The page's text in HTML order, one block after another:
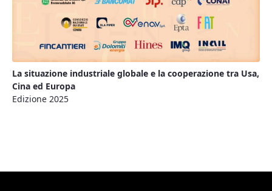
La situazione industriale globale e la cooperazione tra Usa,
Cina ed Europa
Edizione 2025